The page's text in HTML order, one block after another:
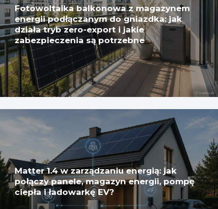
Fotowoltaika balkonowa z magazynem
energii podłączanym do gniazdka: jak
działa tryb zero-export i jakie
zabezpieczenia są potrzebne
Matter 1.4 w zarządzaniu energią: jak
połączy panele, magazyn energii, pompę
ciepła i ładowarkę EV?